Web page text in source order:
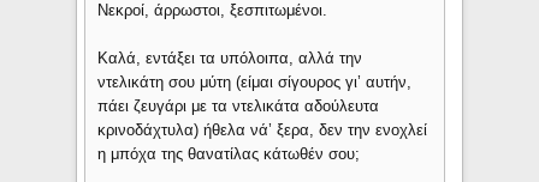
Νεκροί, άρρωστοι, ξεσπιτωμένοι.
Καλά, εντάξει τα υπόλοιπα, αλλά την
ντελικάτη σου μύτη (είμαι σίγουρος γι’ αυτήν,
πάει ζευγάρι με τα ντελικάτα αδούλευτα
κρινοδάχτυλα) ήθελα νά’ ξερα, δεν την ενοχλεί
η μπόχα της θανατίλας κάτωθέν σου;